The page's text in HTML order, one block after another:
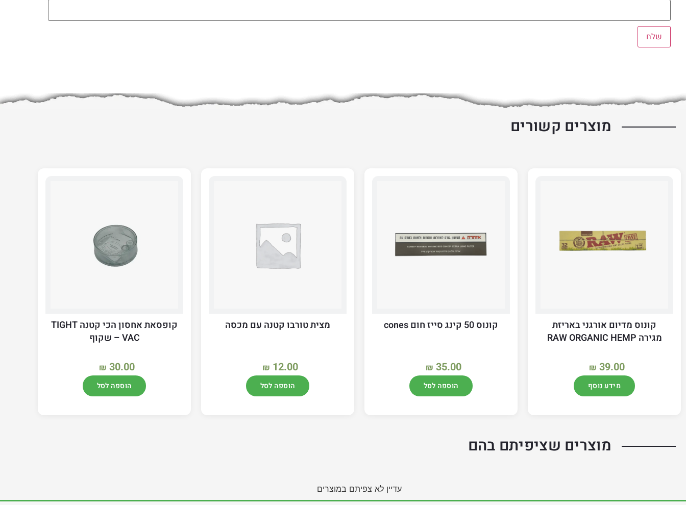
מוצרים קשורים
קונוס מדיום אורגני באריזת
מגירה RAW ORGANIC HEMP
₪ 39.00
מידע נוסף
קונוס 50 קינג סייז חום cones
₪ 35.00
הוספה לסל
מצית טורבו קטנה עם מכסה
₪ 12.00
הוספה לסל
קופסאת אחסון הכי קטנה TIGHT
VAC – שקוף
₪ 30.00
הוספה לסל
מוצרים שציפיתם בהם
עדיין לא צפיתם במוצרים